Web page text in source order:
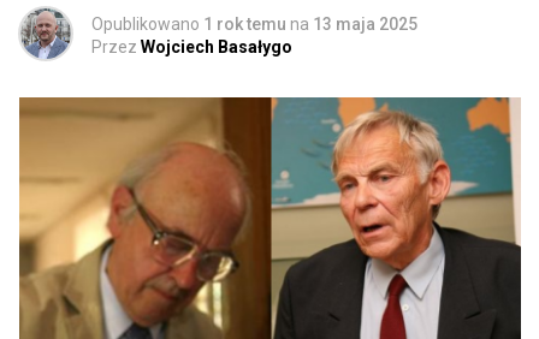
Opublikowano 1 rok temu na 13 maja 2025
Przez Wojciech Basałygo